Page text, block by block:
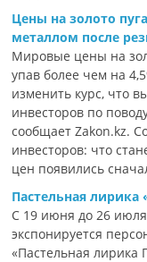
Цены на золото
металлом после
Мировые цены на
упав более чем на
изменить курс, что
инвесторов по
сообщает Zakon.kz.
инвесторов: что
цен появились
Пастельная лирика
С 19 июня до 26
экспонируется
«Пастельная лирика